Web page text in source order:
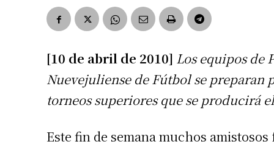
[10 de abril de 2010] Los equipos de
Nuevejuliense de Fútbol se
torneos superiores que se producirá
Este fin de semana muchos